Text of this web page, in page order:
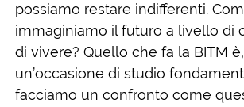
possiamo restare indifferenti.
immaginiamo il futuro a livello di
di vivere? Quello che fa la BITM
un’occasione di studio
facciamo un confronto come